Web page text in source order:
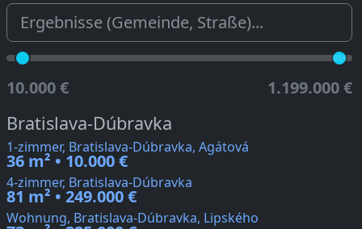
10.000 € 1.199.000 €
Bratislava-Dúbravka
1-zimmer, Bratislava-Dúbravka, Agátová
36 m² • 10.000 €
4-zimmer, Bratislava-Dúbravka
81 m² • 249.000 €
Wohnung, Bratislava-Dúbravka, Lipského